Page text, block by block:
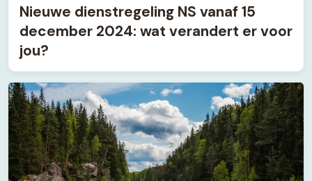
Nieuwe dienstregeling NS vanaf 15
december 2024: wat verandert er voor
jou?